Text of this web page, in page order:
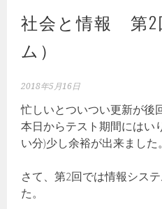
社会と情報 第2
ム）
2018年5月16日
忙しいとついつい更新が後
本日からテスト期間にはい
い分)少し余裕が出来ました。
さて、第2回では情報シス
た。